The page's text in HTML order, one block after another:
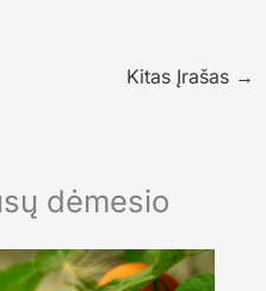
Kitas Įrašas →
dėmesio